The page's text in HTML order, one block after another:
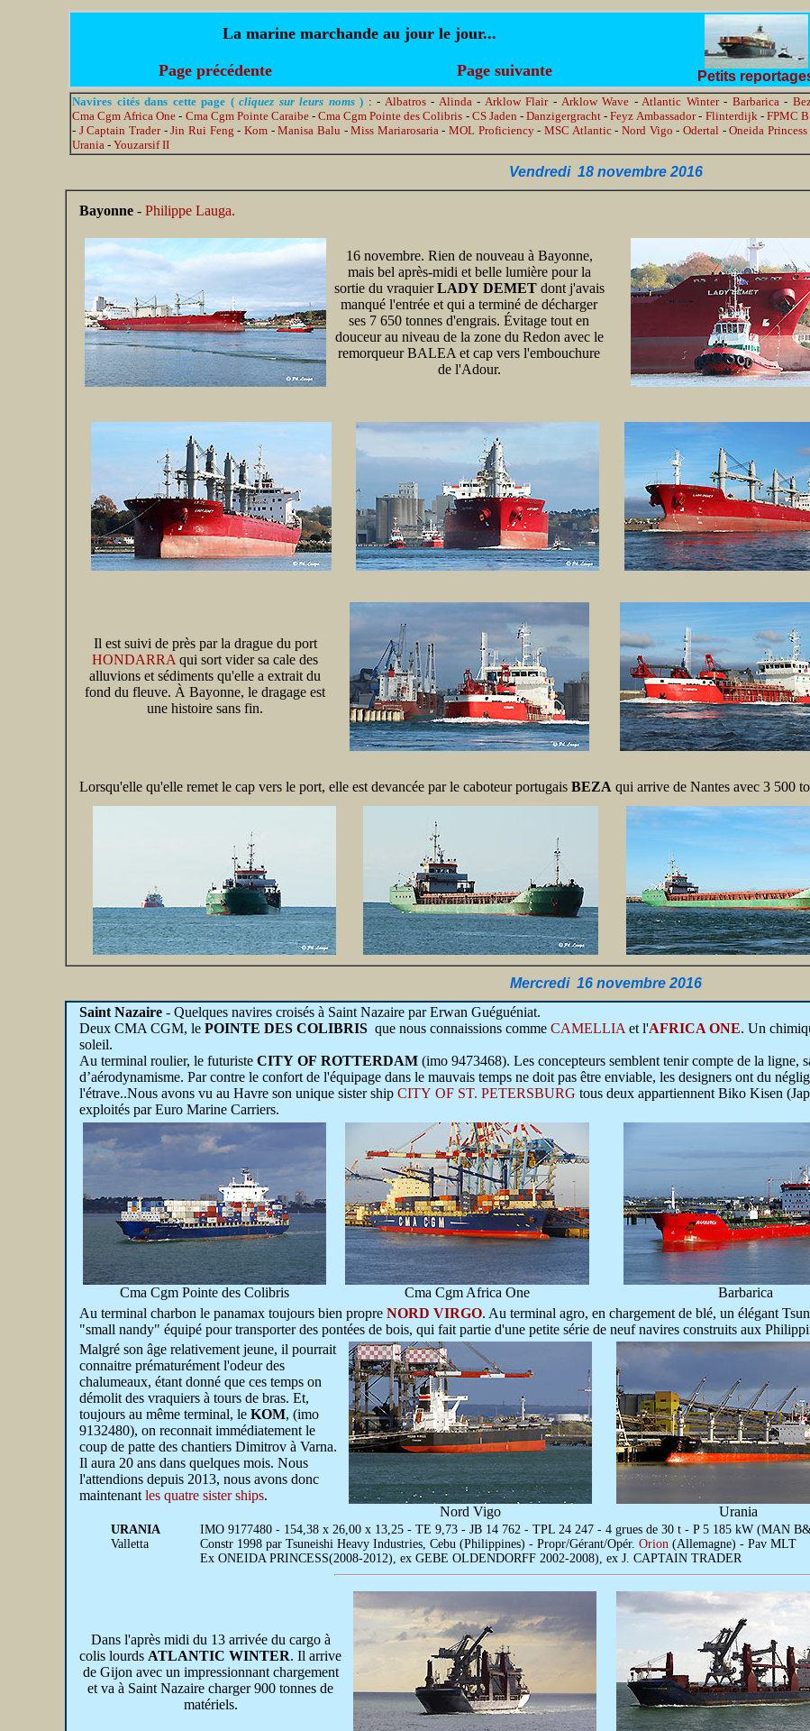
La marine marchande au jour le jour...
Petits
Page précédente Page suivante
Navires cités dans cette page (cliquez sur leurs noms) : - Albatros- Alinda- Arklow Flair- Arklow Wave -Atlantic Winter- Barbarica-
Cma Cgm Africa One - Cma Cgm Pointe Caraibe-Cma Cgm Pointe des Colibris - CS Jaden -Danzigergracht -Feyz Ambassador- Flinterdijk- FPMC
- J Captain Trader-Jin Rui Feng - Kom-Manisa Balu -Miss Mariarosaria-MOL Proficiency-MSC Atlantic-Nord Vigo -Odertal -Oneida Princess
Urania - Youzarsif II
Vendredi 18 novembre 2016
Bayonne - Philippe Lauga.
16 novembre. Rien de nouveau à Bayonne,
mais bel après-midi et belle lumière pour la
sortie du vraquierLADY DEMETdont j'avais
manqué l'entrée et qui a terminé de décharger
ses 7 650 tonnes d'engrais. Évitage tout en
douceur au niveau de la zone du Redon avec le
remorqueur BALEA et cap vers l'embouchure
de l'Adour.
Il est suivi de près par la drague du port
HONDARRA qui sort vider sa cale des
alluvions et sédiments qu'elle a extrait du
fond du fleuve. À Bayonne, le dragage est
une histoire sans fin.
Lorsqu'elle qu'elle remet le cap vers le port, elle est devancée par le caboteur portugais BEZA qui arrive de Nantes avec 3 500
Mercredi 16 novembre 2016
Saint Nazaire - Quelques navires croisés à Saint Nazaire par Erwan Guéguéniat.
Deux CMA CGM, le POINTE DES COLIBRIS que nous connaissions comme CAMELLIA et l'AFRICA ONE. Un
soleil.
Au terminal roulier, le futuriste CITY OF ROTTERDAM (imo 9473468). Les concepteurs semblent tenir compte de la ligne,
d’aérodynamisme. Par contre le confort de l'équipage dans le mauvais temps ne doit pas être enviable, les designers ont du
l'étrave..Nous avons vu au Havre son unique sister ship CITY OF ST. PETERSBURG tous deux appartiennent Biko Kisen
exploités par Euro Marine Carriers.
Cma Cgm Pointe des Colibris Cma Cgm Africa One Barbarica
Au terminal charbon le panamax toujours bien propre NORD VIRGO. Au terminal agro, en chargement de blé, un élégant
"small nandy" équipé pour transporter des pontées de bois, qui fait partie d'une petite série de neuf navires construits aux
Malgré son âge relativement jeune, il pourrait
connaitre prématurément l'odeur des
chalumeaux, étant donné que ces temps on
démolit des vraquiers à tours de bras. Et,
toujours au même terminal, le KOM, (imo
9132480), on reconnait immédiatement le
coup de patte des chantiers Dimitrov à Varna.
Il aura 20 ans dans quelques mois. Nous
l'attendions depuis 2013, nous avons donc
maintenant les quatre sister ships.
Nord Vigo
Urania
URANIA
Valletta
IMO 9177480 - 154,38 x 26,00 x 13,25 - TE 9,73 - JB 14 762 - TPL 24 247 - 4 grues de 30 t - P 5 185 kW (MAN
Constr 1998 par Tsuneishi Heavy Industries, Cebu (Philippines) - Propr/Gérant/Opér. Orion (Allemagne) - Pav MLT
Ex ONEIDA PRINCESS(2008-2012), ex GEBE OLDENDORFF 2002-2008), ex J. CAPTAIN TRADER
Dans l'après midi du 13 arrivée du cargo à
colis lourds ATLANTIC WINTER. Il arrive
de Gijon avec un impressionnant chargement
et va à Saint Nazaire charger 900 tonnes de
matériels.